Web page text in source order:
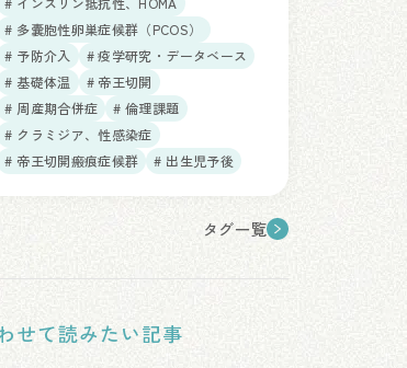
# 多嚢胞性卵巣症候群（PCOS）
# 予防介入
# 疫学研究・データベース
# 基礎体温
# 帝王切開
# 周産期合併症
# 倫理課題
# クラミジア、性感染症
# 帝王切開瘢痕症候群
# 出生児予後
タグ一覧
せて読みたい記事